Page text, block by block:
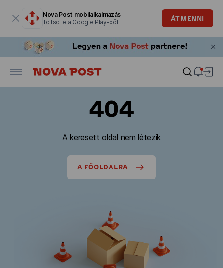
Nova Post mobilalkalmazás
Töltsd le a Google Play-ből
ÁTMENNI
404
A keresett oldal nem létezik
A FŐOLDALRA